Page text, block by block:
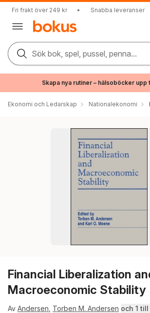
Fri frakt över 249 kr • Snabba leveranser
Sök bok, spel, pussel, penna...
Skapa nya rutiner – hälsoböcker upp
Ekonomi och Ledarskap Nationalekonomi
Financial Liberalization
Macroeconomic Stability
Av Andersen Torben M. Andersen och 1 till